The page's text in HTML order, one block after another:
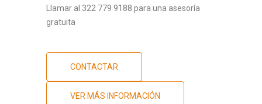
Llamar al 322 779 9188 para una asesoría
gratuita
CONTACTAR
VER MÁS INFORMACIÓN